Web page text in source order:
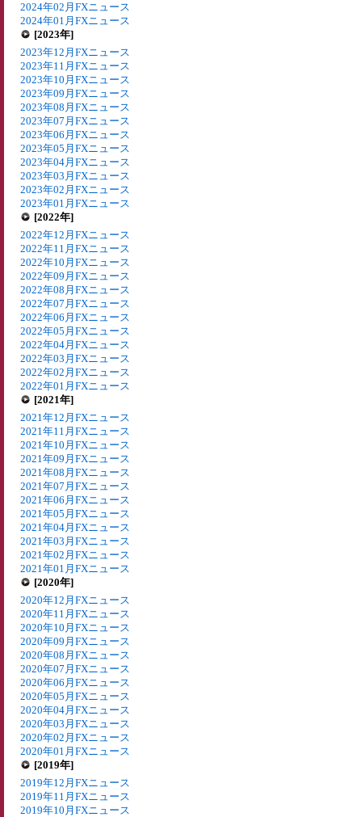
2024年02月FXニュース
2024年01月FXニュース
[2023年]
2023年12月FXニュース
2023年11月FXニュース
2023年10月FXニュース
2023年09月FXニュース
2023年08月FXニュース
2023年07月FXニュース
2023年06月FXニュース
2023年05月FXニュース
2023年04月FXニュース
2023年03月FXニュース
2023年02月FXニュース
2023年01月FXニュース
[2022年]
2022年12月FXニュース
2022年11月FXニュース
2022年10月FXニュース
2022年09月FXニュース
2022年08月FXニュース
2022年07月FXニュース
2022年06月FXニュース
2022年05月FXニュース
2022年04月FXニュース
2022年03月FXニュース
2022年02月FXニュース
2022年01月FXニュース
[2021年]
2021年12月FXニュース
2021年11月FXニュース
2021年10月FXニュース
2021年09月FXニュース
2021年08月FXニュース
2021年07月FXニュース
2021年06月FXニュース
2021年05月FXニュース
2021年04月FXニュース
2021年03月FXニュース
2021年02月FXニュース
2021年01月FXニュース
[2020年]
2020年12月FXニュース
2020年11月FXニュース
2020年10月FXニュース
2020年09月FXニュース
2020年08月FXニュース
2020年07月FXニュース
2020年06月FXニュース
2020年05月FXニュース
2020年04月FXニュース
2020年03月FXニュース
2020年02月FXニュース
2020年01月FXニュース
[2019年]
2019年12月FXニュース
2019年11月FXニュース
2019年10月FXニュース